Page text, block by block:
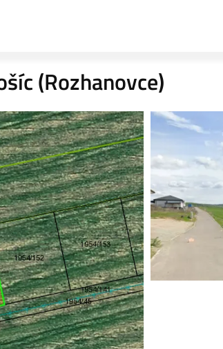
(Rozhanovce)